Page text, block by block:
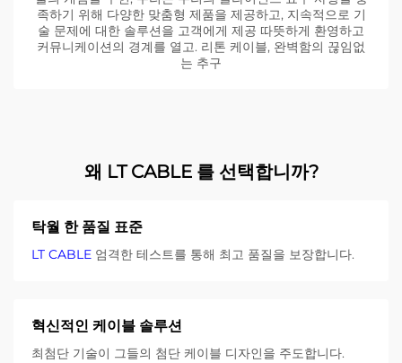
족하기 위해 다양한 맞춤형 제품을 제공하고, 지속적으로 기
술 문제에 대한 솔루션을 고객에게 제공 따뜻하게 환영하고
커뮤니케이션의 경계를 열고. 리톤 케이블, 완벽함의 끊임없
는 추구
왜 LT CABLE 를 선택합니까?
탁월 한 품질 표준
LT CABLE 엄격한 테스트를 통해 최고 품질을 보장합니다.
혁신적인 케이블 솔루션
최첨단 기술이 그들의 첨단 케이블 디자인을 주도합니다.